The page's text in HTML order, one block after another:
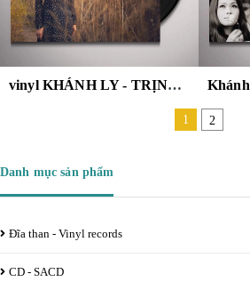
vinyl KHÁNH LY - TRỊNH CÔNG SƠN - CA KHÚC DA VÀNG VOL.2
1 2
Danh mục sản phẩm
Đĩa than - Vinyl records
CD - SACD